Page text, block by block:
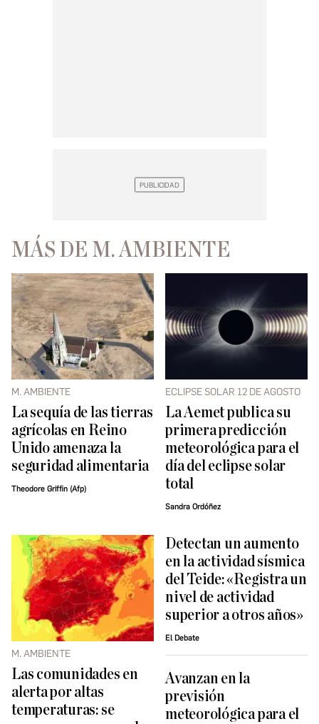
MÁS DE M. AMBIENTE
M. AMBIENTE
La sequía de las tierras
agrícolas en Reino
Unido amenaza la
seguridad alimentaria
Theodore Griffin (Afp)
ECLIPSE SOLAR 12 DE AGOSTO
La Aemet publica su
primera predicción
meteorológica para el
día del eclipse solar
total
Sandra Ordóñez
M. AMBIENTE
Las comunidades en
alerta por altas
temperaturas: se
Detectan un aumento
en la actividad sísmica
del Teide: «Registra un
nivel de actividad
superior a otros años»
El Debate
Avanzan en la
previsión
meteorológica para el